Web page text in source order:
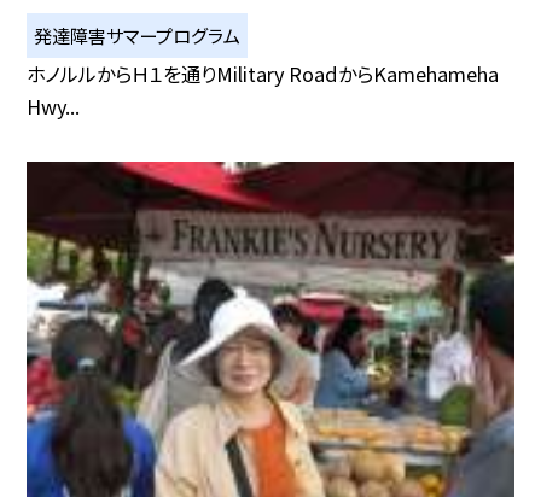
発達障害サマープログラム
ホノルルからＨ１を通りMilitary RoadからKamehameha
Hwy...